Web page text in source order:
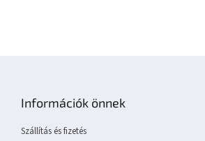
Információk önnek
Szállítás és fizetés